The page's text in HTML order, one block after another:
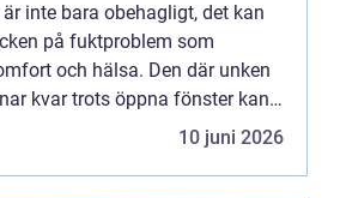
inte bara obehagligt, det kan
på fuktproblem som
och hälsa. Den där unken
kvar trots öppna fönster kan
10 juni 2026